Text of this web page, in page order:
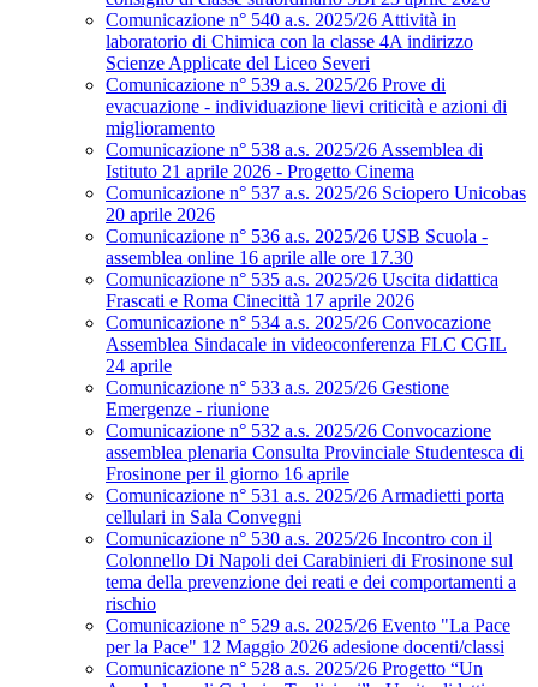
Comunicazione n° 540 a.s. 2025/26 Attività in
laboratorio di Chimica con la classe 4A indirizzo
Scienze Applicate del Liceo Severi
Comunicazione n° 539 a.s. 2025/26 Prove di
evacuazione - individuazione lievi criticità e azioni di
miglioramento
Comunicazione n° 538 a.s. 2025/26 Assemblea di
Istituto 21 aprile 2026 - Progetto Cinema
Comunicazione n° 537 a.s. 2025/26 Sciopero Unicobas
20 aprile 2026
Comunicazione n° 536 a.s. 2025/26 USB Scuola -
assemblea online 16 aprile alle ore 17.30
Comunicazione n° 535 a.s. 2025/26 Uscita didattica
Frascati e Roma Cinecittà 17 aprile 2026
Comunicazione n° 534 a.s. 2025/26 Convocazione
Assemblea Sindacale in videoconferenza FLC CGIL
24 aprile
Comunicazione n° 533 a.s. 2025/26 Gestione
Emergenze - riunione
Comunicazione n° 532 a.s. 2025/26 Convocazione
assemblea plenaria Consulta Provinciale Studentesca di
Frosinone per il giorno 16 aprile
Comunicazione n° 531 a.s. 2025/26 Armadietti porta
cellulari in Sala Convegni
Comunicazione n° 530 a.s. 2025/26 Incontro con il
Colonnello Di Napoli dei Carabinieri di Frosinone sul
tema della prevenzione dei reati e dei comportamenti a
rischio
Comunicazione n° 529 a.s. 2025/26 Evento "La Pace
per la Pace" 12 Maggio 2026 adesione docenti/classi
Comunicazione n° 528 a.s. 2025/26 Progetto “Un